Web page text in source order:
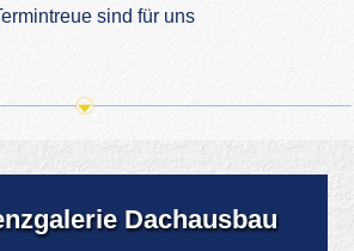
sind für uns
Dachausbau